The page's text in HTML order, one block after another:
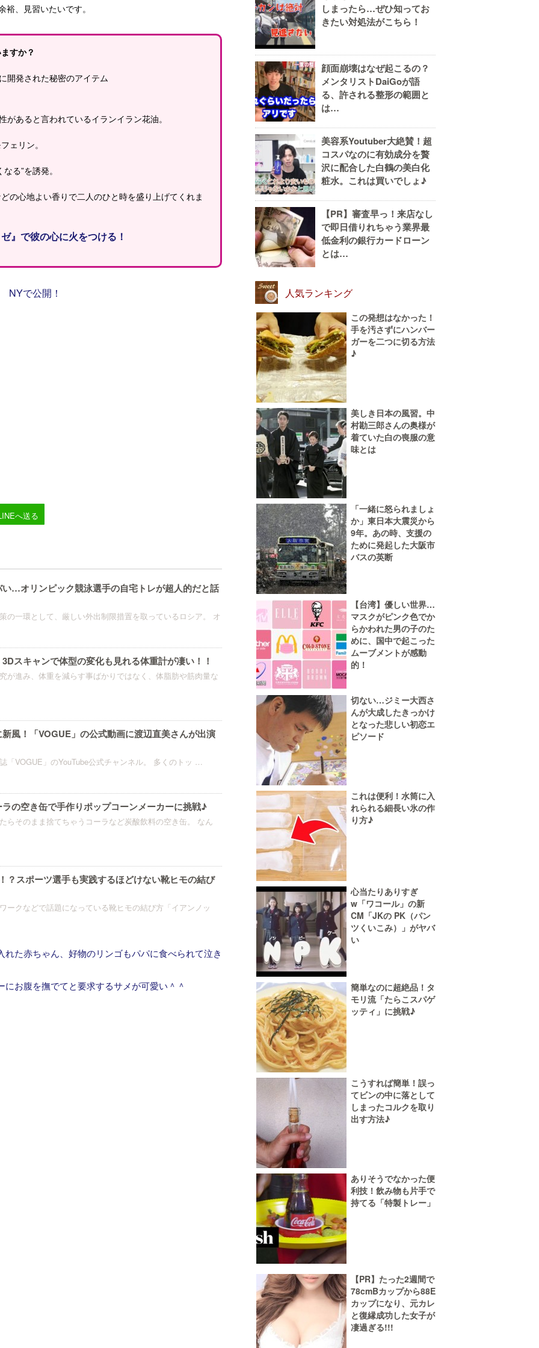
、見習いたいです。
すか？
開発された秘密のアイテム
があると言われているイランイラン花油。
ェリン。
る”を誘発。
の心地よい香りで二人のひと時を盛り上げてくれま
』で彼の心に火をつける！
NYで公開！
へ送る
…オリンピック競泳選手の自宅トレが超人的だと話
の一環として、厳しい外出制限措置を取っているロシア。 オ
スキャンで体型の変化も見れる体重計が凄い！！
が進み、体重を減らす事ばかりではなく、体脂肪や筋肉量な
風！「VOGUE」の公式動画に渡辺直美さんが出演
「VOGUE」のYouTube公式チャンネル。 多くのトッ …
の空き缶で手作りポップコーンメーカーに挑戦♪
らそのまま捨てちゃうコーラなど炭酸飲料の空き缶。 なん
？スポーツ選手も実践するほどけない靴ヒモの結び
ークなどで話題になっている靴ヒモの結び方「イアンノッ
た赤ちゃん、好物のリンゴもパパに食べられて泣き
お腹を撫でてと要求するサメが可愛い＾＾
しまったら…ぜひ知ってお
きたい対処法がこちら！
顔面崩壊はなぜ起こるの？
メンタリストDaiGoが語
る、許される整形の範囲と
は…
美容系Youtuber大絶賛！超
コスパなのに有効成分を贅
沢に配合した白鶴の美白化
粧水。これは買いでしょ♪
【PR】審査早っ！来店なし
で即日借りれちゃう業界最
低金利の銀行カードローン
とは…
人気ランキング
この発想はなかった！
手を汚さずにハンバー
ガーを二つに切る方法
♪
美しき日本の風習。中
村勘三郎さんの奥様が
着ていた白の喪服の意
味とは
「一緒に怒られましょ
か」東日本大震災から
9年。あの時、支援の
ために発起した大阪市
バスの英断
【台湾】優しい世界…
マスクがピンク色でか
らかわれた男の子のた
めに、国中で起こった
ムーブメントが感動
的！
切ない…ジミー大西さ
んが大成したきっかけ
となった悲しい初恋エ
ピソード
これは便利！水筒に入
れられる細長い氷の作
り方♪
心当たりありすぎ
w「ワコール」の新
CM「JKの PK（パン
ツくいこみ）」がヤバ
い
簡単なのに超絶品！タ
モリ流「たらこスパゲ
ッティ」に挑戦♪
こうすれば簡単！誤っ
てビンの中に落として
しまったコルクを取り
出す方法♪
ありそうでなかった便
利技！飲み物も片手で
持てる「特製トレー」
【PR】たった2週間で
78cmBカップから88E
カップになり、元カレ
と復縁成功した女子が
凄過ぎる!!!